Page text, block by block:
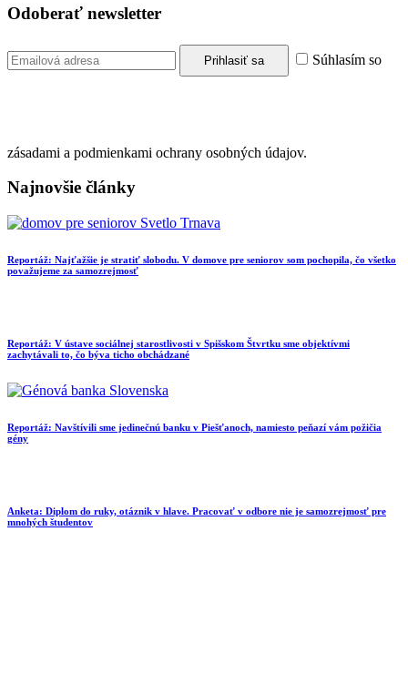
Odoberať newsletter
Súhlasím so
zásadami a podmienkami ochrany osobných údajov.
Najnovšie články
Reportáž: Najťažšie je stratiť slobodu. V domove pre seniorov som pochopila, čo všetko
považujeme za samozrejmosť
Reportáž: V ústave sociálnej starostlivosti v Spišskom Štvrtku sme objektívmi
zachytávali to, čo býva ticho obchádzané
Reportáž: Navštívili sme jedinečnú banku v Piešťanoch, namiesto peňazí vám požičia
gény
Anketa: Diplom do ruky, otáznik v hlave. Pracovať v odbore nie je samozrejmosť pre
mnohých študentov